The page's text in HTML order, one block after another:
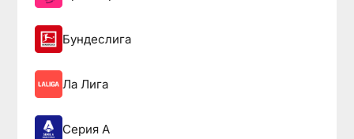
Бундеслига
Ла Лига
Серия А